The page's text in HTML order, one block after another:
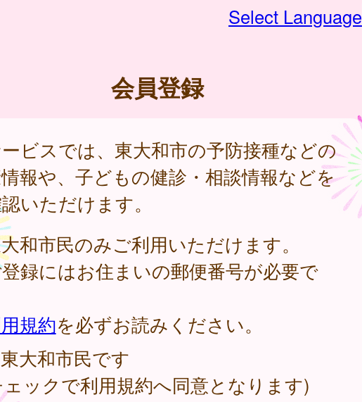
Select Language
会員登録
ビスでは、東大和市の予防接種などの
報や、子どもの健診・相談情報などを
いただけます。
和市民のみご利用いただけます。
録にはお住まいの郵便番号が必要で
規約を必ずお読みください。
大和市民です
ックで利用規約へ同意となります)